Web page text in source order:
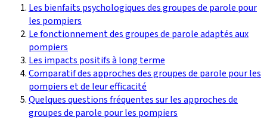
Les bienfaits psychologiques des groupes de parole pour
les pompiers
Le fonctionnement des groupes de parole adaptés aux
pompiers
Les impacts positifs à long terme
Comparatif des approches des groupes de parole pour les
pompiers et de leur efficacité
Quelques questions fréquentes sur les approches de
groupes de parole pour les pompiers